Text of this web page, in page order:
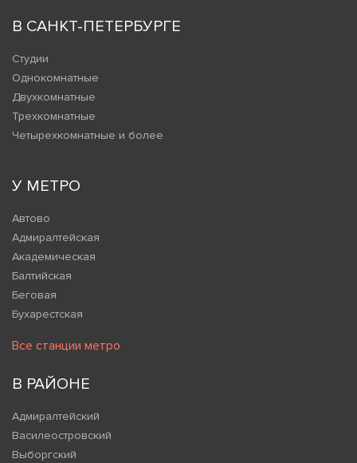
В САНКТ-ПЕТЕРБУРГЕ
Студии
Однокомнатные
Двухкомнатные
Трехкомнатные
Четырехкомнатные и более
У МЕТРО
Автово
Адмиралтейская
Академическая
Балтийская
Беговая
Бухарестская
Все станции метро
В РАЙОНЕ
Адмиралтейский
Василеостровский
Выборгский